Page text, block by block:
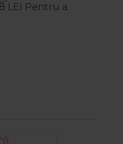
LEI Pentru a